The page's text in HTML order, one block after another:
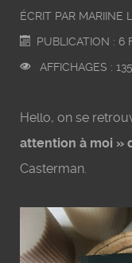
ÉCRIT PAR MARIINE
PUBLICATION : 6
AFFICHAGES :
Hello, on se
attention à moi »
Casterman.